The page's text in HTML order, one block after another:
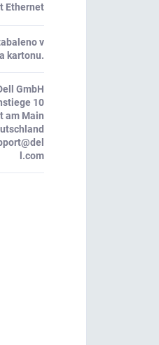
Ethernet
v
kartonu.
GmbH
10
am Main
l.com